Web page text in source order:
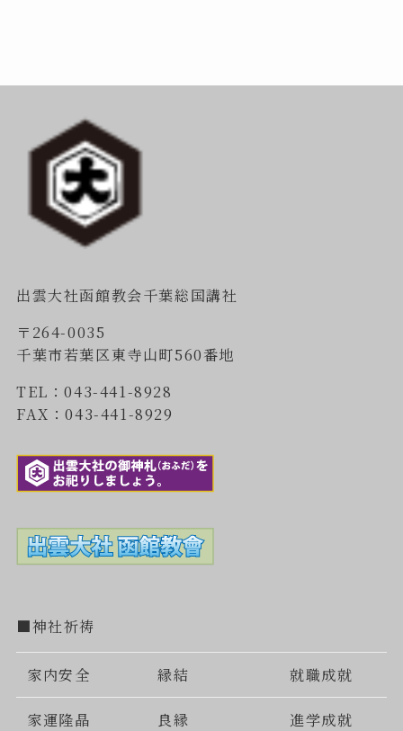
出雲大社函館教会千葉総国講社
〒264-0035
千葉市若葉区東寺山町560番地
TEL：043-441-8928
FAX：043-441-8929
■神社祈祷
家内安全 縁結 就職成就
家運隆晶 良縁 進学成就